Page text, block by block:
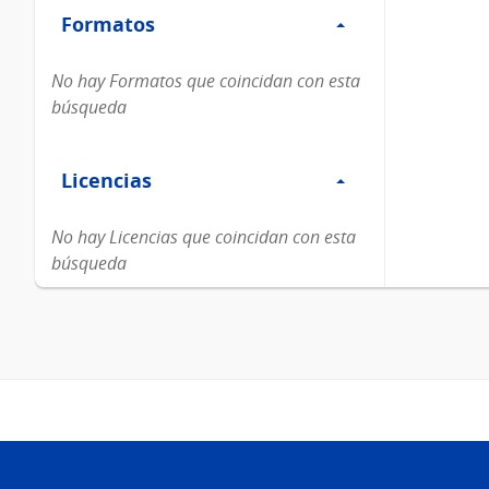
Formatos
Formatos
No hay Formatos que coincidan con esta
búsqueda
Licencias
Licencias
No hay Licencias que coincidan con esta
búsqueda